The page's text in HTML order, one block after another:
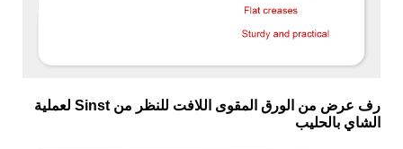
رف عرض من الورق المقوى اللافت للنظر من Sinst لعملية
الشاي بالحليب